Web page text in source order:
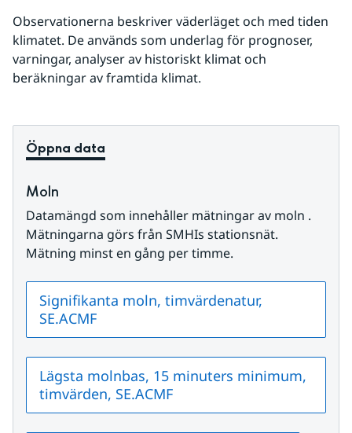
Observationerna beskriver väderläget och med tiden
klimatet. De används som underlag för prognoser,
varningar, analyser av historiskt klimat och
beräkningar av framtida klimat.
Öppna data
Moln
Datamängd som innehåller mätningar av moln .
Mätningarna görs från SMHIs stationsnät.
Mätning minst en gång per timme.
Signifikanta moln, timvärdenatur,
SE.ACMF
Lägsta molnbas, 15 minuters minimum,
timvärden, SE.ACMF